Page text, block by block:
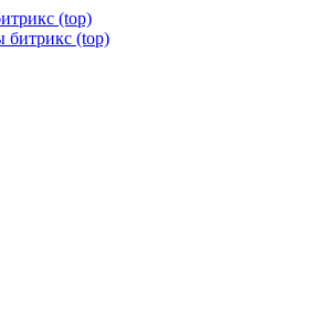
(top)